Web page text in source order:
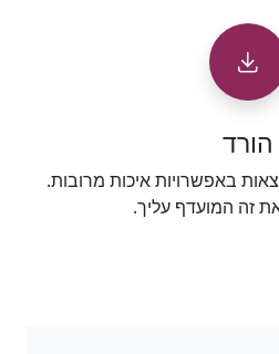
הורד
באפשרויות איכות מרובות.
זה המועדף עליך.